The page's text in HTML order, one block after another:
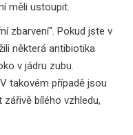
měli ustoupit.
zbarvení“. Pokud jste v
některá antibiotika
v jádru zubu.
takovém případě jsou
bílého vzhledu,